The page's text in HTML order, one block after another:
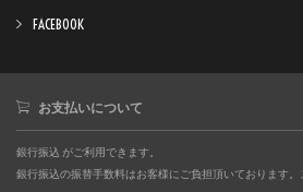
FACEBOOK
お支払いについて
銀行振込 がご利用できます。
銀行振込の振替手数料はお客様にご負担頂いております。